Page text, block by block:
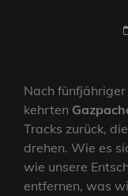
Nach fünfjähriger
kehrten
Tracks zurück,
drehen. Wie es
wie unsere
entfernen, was